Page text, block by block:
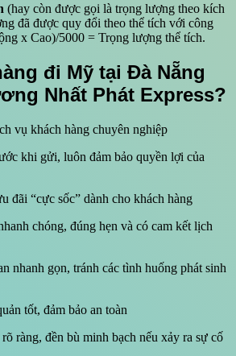
(hay còn được gọi là trọng lượng theo kích
đã được quy đổi theo thể tích với công
x Cao)/5000 = Trọng lượng thể tích.
đi Mỹ tại Đà Nẵng
Nhất Phát Express?
vụ khách hàng chuyên nghiệp
khi gửi, luôn đảm bảo quyền lợi của
đãi “cực sốc” dành cho khách hàng
chóng, đúng hẹn và có cam kết lịch
nhanh gọn, tránh các tình huống phát sinh
tốt, đảm bảo an toàn
ràng, đền bù minh bạch nếu xảy ra sự cố